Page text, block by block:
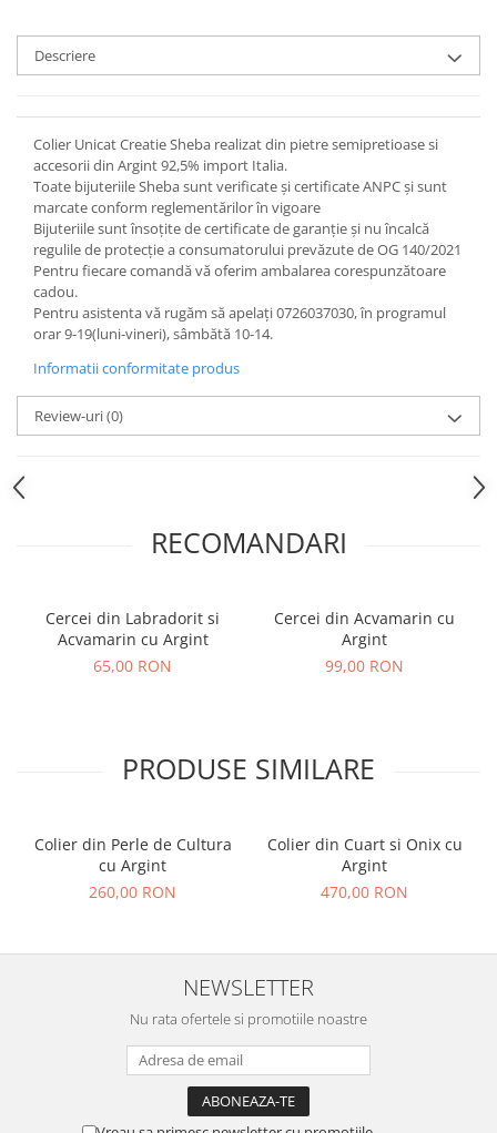
Descriere
Colier Unicat Creatie Sheba realizat din pietre semipretioase si
accesorii din Argint 92,5% import Italia.
Toate bijuteriile Sheba sunt verificate şi certificate ANPC și sunt
marcate conform reglementărilor în vigoare
Bijuteriile sunt însoţite de certificate de garanţie și nu încalcă
regulile de protecție a consumatorului prevăzute de OG 140/2021
Pentru fiecare comandă vă oferim ambalarea corespunzătoare
cadou.
Pentru asistenta vă rugăm să apelați 0726037030, în programul
orar 9-19(luni-vineri), sâmbătă 10-14.
Informatii conformitate produs
Review-uri(0)
RECOMANDARI
Cercei din Labradorit si
Acvamarin cu Argint
65,00 RON
Cercei din Acvamarin cu
Argint
99,00 RON
PRODUSE SIMILARE
Colier din Perle de Cultura
cu Argint
260,00 RON
Colier din Cuart si Onix cu
Argint
470,00 RON
NEWSLETTER
Nu rata ofertele si promotiile noastre